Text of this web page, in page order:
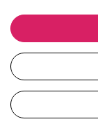
Nos
Plan du
Devenir
Les
Nos
Suivre
Retour
Moyens
Conditions